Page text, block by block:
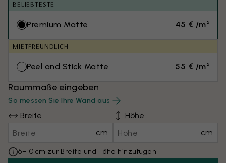
BELIEBTESTE
Premium Matte 45 € /m²
MIETFREUNDLICH
Peel and Stick Matte 55 € /m²
Raummaße eingeben
So messen Sie Ihre Wand aus
Breite
cm
Höhe
cm
6–10 cm zur Breite und Höhe hinzufügen